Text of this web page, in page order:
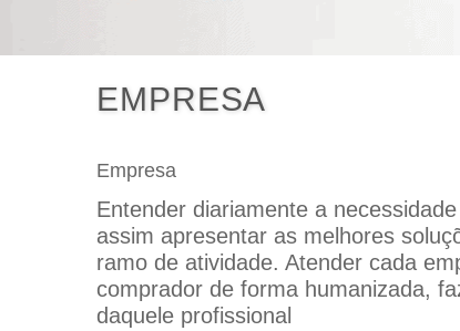
EMPRESA
Empresa
Entender diariamente a
assim apresentar as melhores
ramo de atividade. Atender cada
comprador de forma humanizada,
daquele profissional